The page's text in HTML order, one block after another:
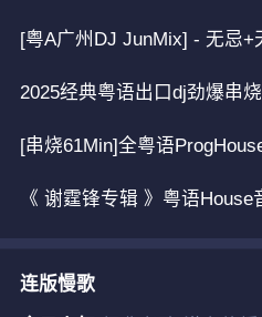
2025经典粤语出口dj劲爆串烧
连版慢歌